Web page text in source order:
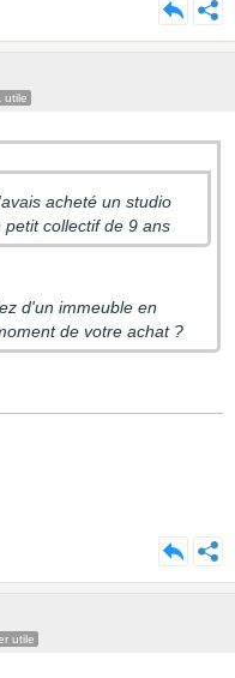
utile
acheté un studio
collectif de 9 ans
d'un immeuble en
de votre achat ?
utile